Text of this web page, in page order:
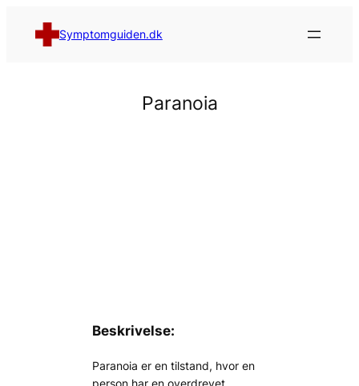
indhold
Symptomguiden.dk
Paranoia
Beskrivelse:
Paranoia er en tilstand, hvor en
person har en overdrevet